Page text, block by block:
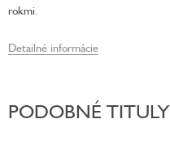
rokmi.
Detailné informácie
PODOBNÉ TITULY